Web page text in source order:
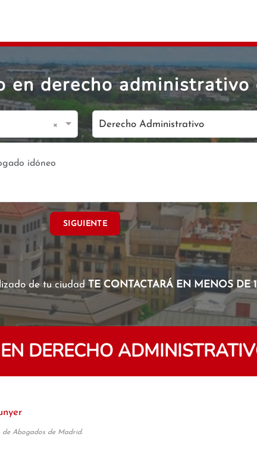
en derecho administrativo
× Derecho Administrativo
SIGUIENTE
de tu ciudadTE CONTACTARÁ EN MENOS DE
DERECHO
de Abogados de Madrid.